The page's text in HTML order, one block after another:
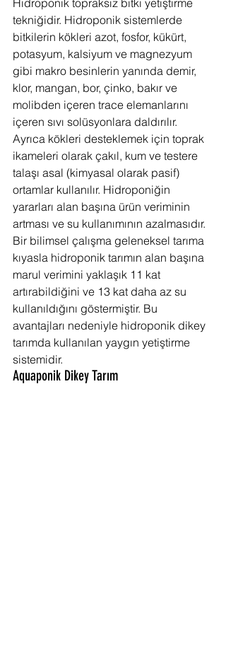
tekniğidir. Hidroponik sistemlerde
bitkilerin kökleri azot, fosfor, kükürt,
potasyum, kalsiyum ve magnezyum
gibi makro besinlerin yanında demir,
klor, mangan, bor, çinko, bakır ve
molibden içeren trace elemanlarını
içeren sıvı solüsyonlara daldırılır.
Ayrıca kökleri desteklemek için toprak
ikameleri olarak çakıl, kum ve testere
talaşı asal (kimyasal olarak pasif)
ortamlar kullanılır. Hidroponiğin
yararları alan başına ürün veriminin
artması ve su kullanımının azalmasıdır.
Bir bilimsel çalışma geleneksel tarıma
kıyasla hidroponik tarımın alan başına
marul verimini yaklaşık 11 kat
artırabildiğini ve 13 kat daha az su
kullanıldığını göstermiştir. Bu
avantajları nedeniyle hidroponik dikey
tarımda kullanılan yaygın yetiştirme
sistemidir.
Aquaponik Dikey Tarım